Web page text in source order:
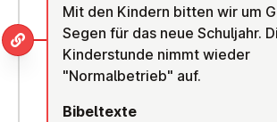
Mit den Kindern bitten wir um
Segen für das neue Schuljahr.
Kinderstunde nimmt wieder
"Normalbetrieb" auf.
Bibeltexte